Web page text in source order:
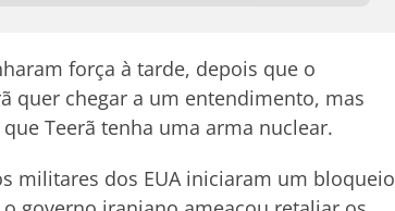
força à tarde, depois que o
quer chegar a um entendimento, mas
Teerã tenha uma arma nuclear.
militares dos EUA iniciaram um bloqueio